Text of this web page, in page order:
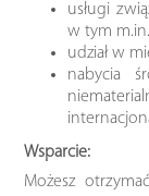
usługi
w tym
udział w
nabycia
Wsparcie:
Możesz